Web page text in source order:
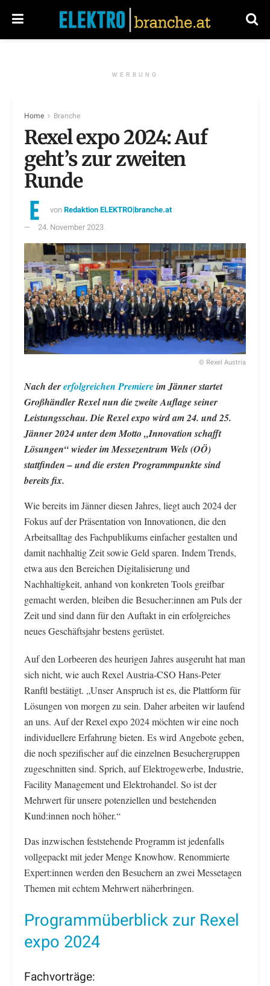
WERBUNG
Home Branche
Rexel expo 2024: Auf
geht’s zur zweiten
Runde
vonRedaktion ELEKTRO|branche.at
24. November 2023
© Rexel Austria
Nach dererfolgreichen Premiereim Jänner startet
Großhändler Rexel nun die zweite Auflage seiner
Leistungsschau. Die Rexel expo wird am 24. und 25.
Jänner 2024 unter dem Motto „Innovation schafft
Lösungen“ wieder im Messezentrum Wels (OÖ)
stattfinden – und die ersten Programmpunkte sind
bereits fix.
Wie bereits im Jänner diesen Jahres, liegt auch 2024 der
Fokus auf der Präsentation von Innovationen, die den
Arbeitsalltag des Fachpublikums einfacher gestalten und
damit nachhaltig Zeit sowie Geld sparen. Indem Trends,
etwa aus den Bereichen Digitalisierung und
Nachhaltigkeit, anhand von konkreten Tools greifbar
gemacht werden, bleiben die Besucher:innen am Puls der
Zeit und sind dann für den Auftakt in ein erfolgreiches
neues Geschäftsjahr bestens gerüstet.
Auf den Lorbeeren des heurigen Jahres ausgeruht hat man
sich nicht, wie auch Rexel Austria-CSO Hans-Peter
Ranftl bestätigt. „Unser Anspruch ist es, die Plattform für
Lösungen von morgen zu sein. Daher arbeiten wir laufend
an uns. Auf der Rexel expo 2024 möchten wir eine noch
individuellere Erfahrung bieten. Es wird Angebote geben,
die noch spezifischer auf die einzelnen Besuchergruppen
zugeschnitten sind. Sprich, auf Elektrogewerbe, Industrie,
Facility Management und Elektrohandel. So ist der
Mehrwert für unsere potenziellen und bestehenden
Kund:innen noch höher.“
Das inzwischen feststehende Programm ist jedenfalls
vollgepackt mit jeder Menge Knowhow. Renommierte
Expert:innen werden den Besuchern an zwei Messetagen
Themen mit echtem Mehrwert näherbringen.
Programmüberblick zur Rexel
expo 2024
Fachvorträge: